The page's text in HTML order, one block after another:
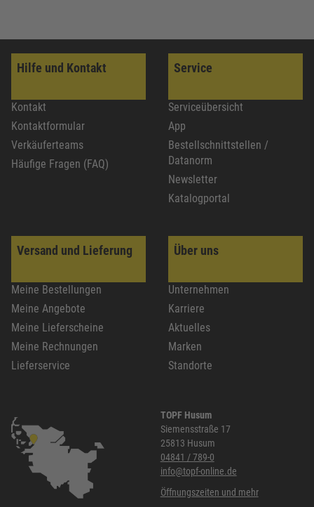
Hilfe und Kontakt
Kontakt
Kontaktformular
Verkäuferteams
Häufige Fragen (FAQ)
Service
Serviceübersicht
App
Bestellschnittstellen /
Datanorm
Newsletter
Katalogportal
Versand und Lieferung
Meine Bestellungen
Meine Angebote
Meine Lieferscheine
Meine Rechnungen
Lieferservice
Über uns
Unternehmen
Karriere
Aktuelles
Marken
Standorte
TOPF Husum
Siemensstraße 17
25813 Husum
04841 / 789-0
info@topf-online.de
Öffnungszeiten und mehr